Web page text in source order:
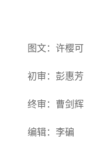
图文：许樱可
初审：彭惠芳
终审：曹剑辉
编辑：李碥